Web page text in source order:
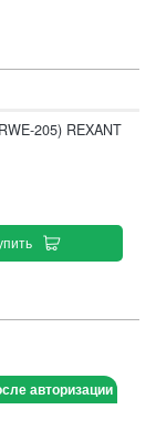
205) REXANT
авторизации